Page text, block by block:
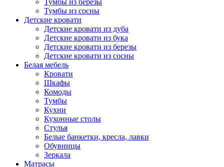
Тумбы из березы
Тумбы из сосны
Детские кровати
Детские кровати из дуба
Детские кровати из бука
Детские кровати из березы
Детские кровати из сосны
Белая мебель
Кровати
Шкафы
Комоды
Тумбы
Кухни
Кухонные столы
Стулья
Белые банкетки, кресла, лавки
Обувницы
Зеркала
Матрасы